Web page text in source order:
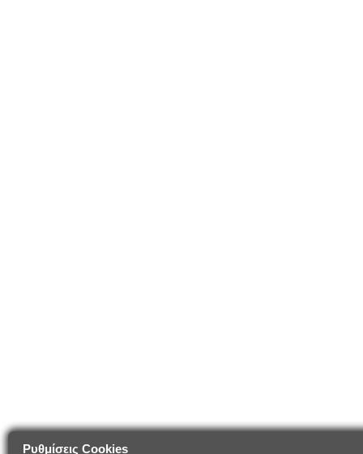
Ρυθμίσεις Cookies